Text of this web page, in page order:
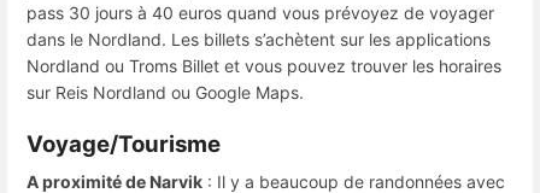
pass 30 jours à 40 euros quand vous prévoyez de voyager
dans le Nordland. Les billets s’achètent sur les applications
Nordland ou Troms Billet et vous pouvez trouver les horaires
sur Reis Nordland ou Google Maps.
Voyage/Tourisme
A proximité de Narvik : Il y a beaucoup de randonnées avec